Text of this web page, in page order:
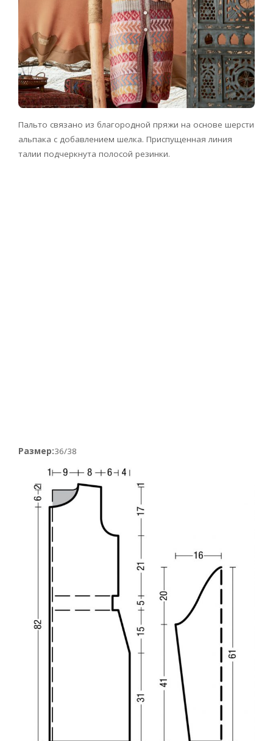
Пальто связано из благородной пряжи на основе шерсти
альпака с добавлением шелка. Приспущенная линия
талии подчеркнута полосой резинки.
Размер:36/38